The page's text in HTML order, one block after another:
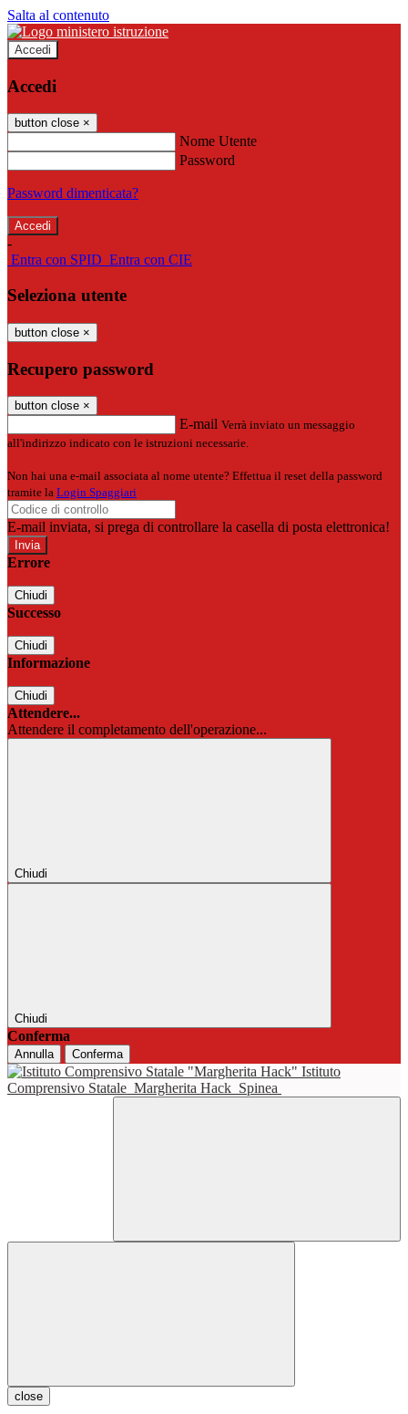
Salta al contenuto
Accedi
Accedi
button close ×
Nome Utente
Password
Password dimenticata?
-
Entra con SPID Entra con CIE
Seleziona utente
button close ×
Recupero password
button close ×
E-mail Verrà inviato un messaggio
all'indirizzo indicato con le istruzioni necessarie.
Non hai una e-mail associata al nome utente? Effettua il reset della password
tramite la Login Spaggiari
E-mail inviata, si prega di controllare la casella di posta elettronica!
Errore
Chiudi
Successo
Chiudi
Informazione
Chiudi
Attendere...
Attendere il completamento dell'operazione...
Chiudi
Chiudi
Conferma
Annulla Conferma
Istituto
Comprensivo Statale Margherita Hack Spinea
close